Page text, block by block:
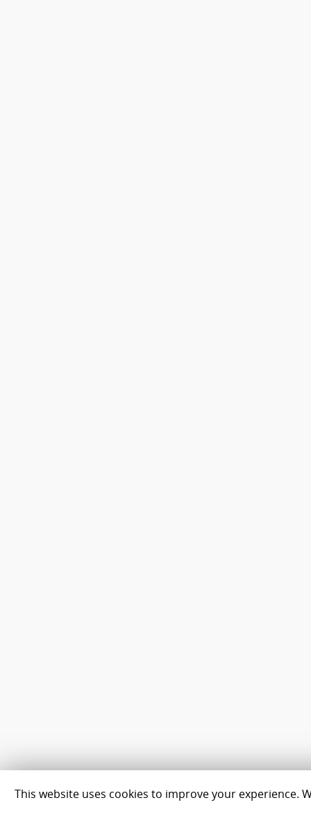
This website uses cookies to improve your experience.